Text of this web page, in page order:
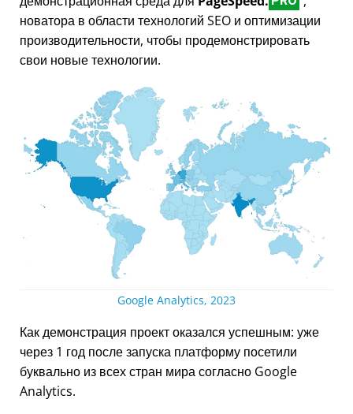
новатора в области технологий SEO и оптимизации
производительности, чтобы продемонстрировать
свои новые технологии.
Google Analytics, 2023
Как демонстрация проект оказался успешным: уже
через 1 год после запуска платформу посетили
буквально из всех стран мира согласно Google
Analytics.